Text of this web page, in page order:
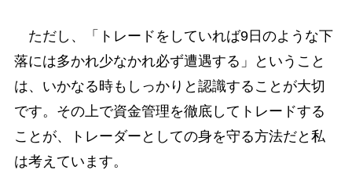
ただし、「トレードをしていれば9日のような下
落には多かれ少なかれ必ず遭遇する」ということ
は、いかなる時もしっかりと認識することが大切
です。その上で資金管理を徹底してトレードする
ことが、トレーダーとしての身を守る方法だと私
は考えています。